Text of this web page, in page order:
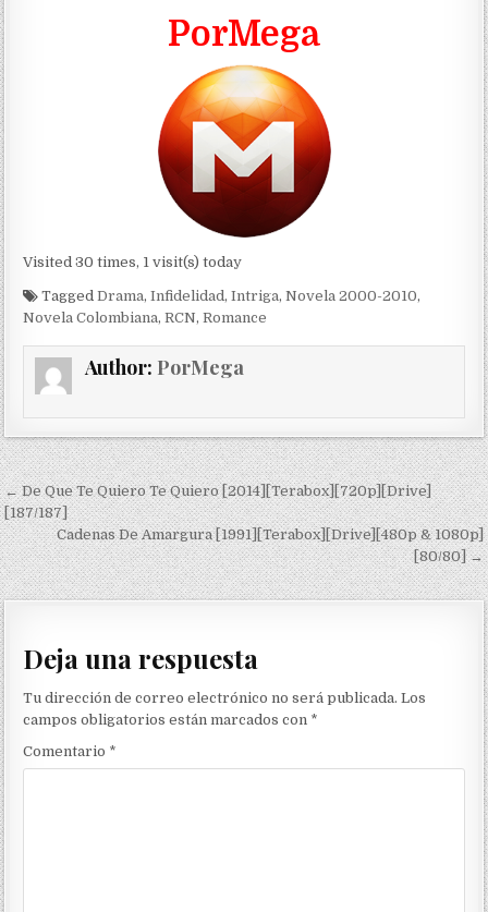
PorMega
Visited 30 times, 1 visit(s) today
TaggedDrama,Infidelidad ,Intriga,Novela 2000-2010,
Novela Colombiana,RCN,Romance
Author: PorMega
Navegación de entradas
← De Que Te Quiero Te Quiero [2014][Terabox][720p][Drive]
[187/187]
Cadenas De Amargura [1991][Terabox][Drive][480p & 1080p]
[80/80] →
Deja una respuesta
Tu dirección de correo electrónico no será publicada. Los
campos obligatorios están marcados con *
Comentario *